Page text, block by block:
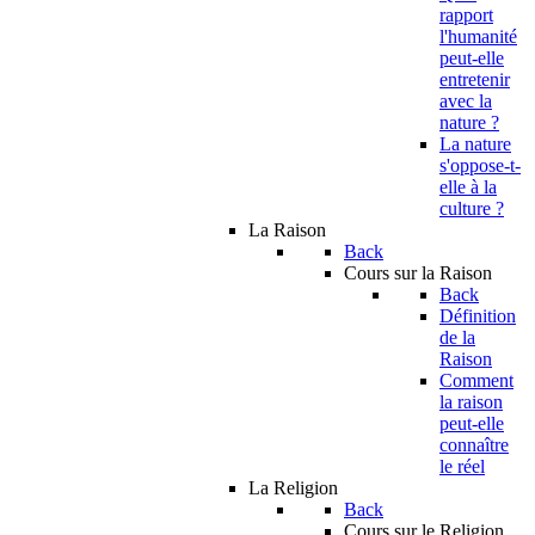
rapport
l'humanité
peut-elle
entretenir
avec la
nature ?
La nature
s'oppose-t-
elle à la
culture ?
La Raison
Back
Cours sur la Raison
Back
Définition
de la
Raison
Comment
la raison
peut-elle
connaître
le réel
La Religion
Back
Cours sur le Religion